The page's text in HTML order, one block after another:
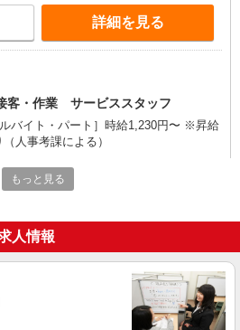
詳細を見る
客・作業 サービススタッフ
ルバイト・パート］時給1,230円〜 ※昇給
人事考課による）
川県川崎市中原区新丸子東3-1302 ららテ
小杉
詳細を見る
・販売・接客・品出し・商品加工スタ
もっと見る
人情報